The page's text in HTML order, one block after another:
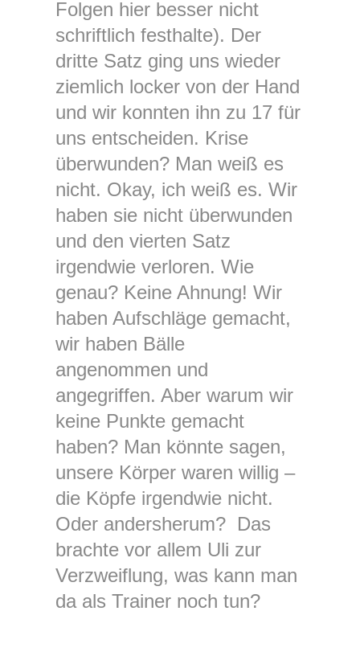
Folgen hier besser nicht
schriftlich festhalte). Der
dritte Satz ging uns wieder
ziemlich locker von der Hand
und wir konnten ihn zu 17 für
uns entscheiden. Krise
überwunden? Man weiß es
nicht. Okay, ich weiß es. Wir
haben sie nicht überwunden
und den vierten Satz
irgendwie verloren. Wie
genau? Keine Ahnung! Wir
haben Aufschläge gemacht,
wir haben Bälle
angenommen und
angegriffen. Aber warum wir
keine Punkte gemacht
haben? Man könnte sagen,
unsere Körper waren willig –
die Köpfe irgendwie nicht.
Oder andersherum? Das
brachte vor allem Uli zur
Verzweiflung, was kann man
da als Trainer noch tun?